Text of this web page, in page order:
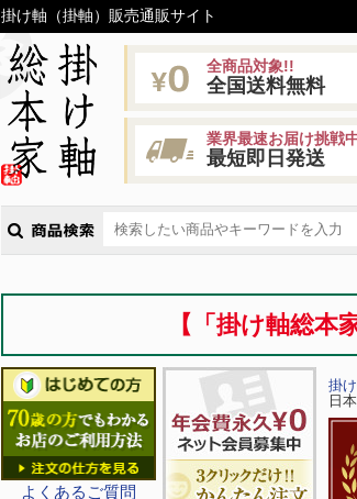
掛け軸（掛軸）販売通販サイト
全商品対象!!
全国送料無料
業界最速お届け挑戦
最短即日発送
【「掛け軸総
よくあるご質問
掛
日